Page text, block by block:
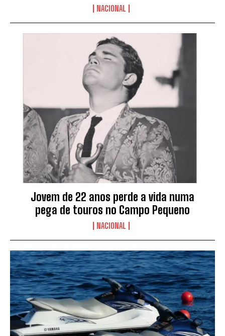
NACIONAL
Jovem de 22 anos perde a vida numa
pega de touros no Campo Pequeno
NACIONAL